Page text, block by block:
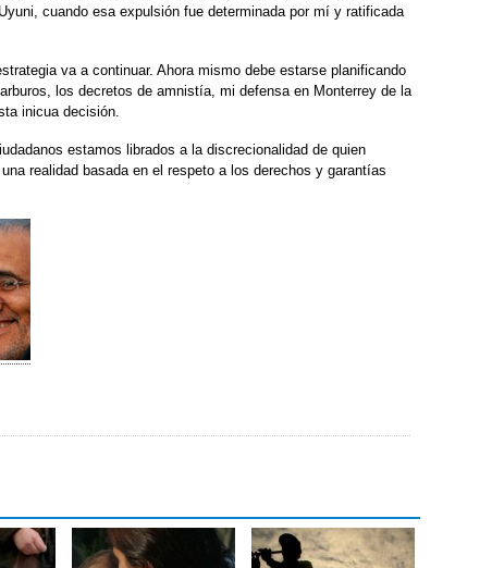
cuando esa expulsión fue determinada por mí y ratificada
va a continuar. Ahora mismo debe estarse planificando
los decretos de amnistía, mi defensa en Monterrey de la
inicua decisión.
estamos librados a la discrecionalidad de quien
realidad basada en el respeto a los derechos y garantías